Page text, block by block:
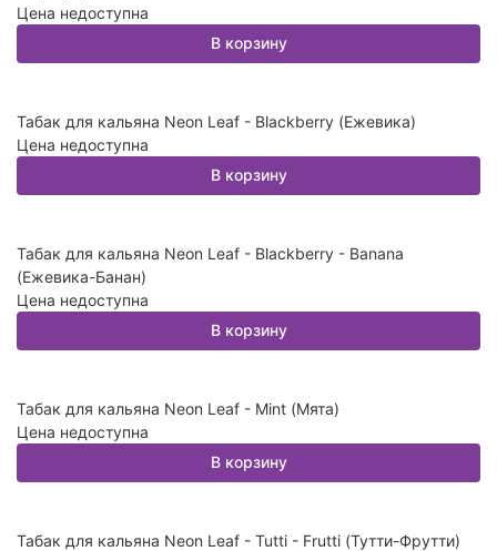
Цена недоступна
В корзину
Табак для кальяна Neon Leaf - Blackberry (Ежевика)
Цена недоступна
В корзину
Табак для кальяна Neon Leaf - Blackberry - Banana
(Ежевика-Банан)
Цена недоступна
В корзину
Табак для кальяна Neon Leaf - Mint (Мята)
Цена недоступна
В корзину
Табак для кальяна Neon Leaf - Tutti - Frutti (Тутти-Фрутти)